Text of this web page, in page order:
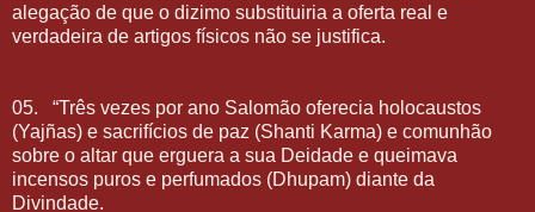
alegação de que o dizimo substituiria a oferta real e
verdadeira de artigos físicos não se justifica.
05.
“Três vezes por ano Salomão oferecia holocaustos
(Yajñas) e sacrifícios de paz (Shanti Karma) e comunhão
sobre o altar que erguera a sua Deidade e queimava
incensos puros e perfumados (Dhupam) diante da
Divindade.